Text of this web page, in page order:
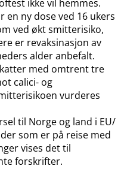
ikke vil hemmes.
en ny dose ved 16 ukers
ved økt smitterisiko,
er revaksinasjon av
alder anbefalt.
med omtrent tre
calici- og
vurderes
til Norge og land i EU​/​
som er på reise med
vises det til
forskrifter.